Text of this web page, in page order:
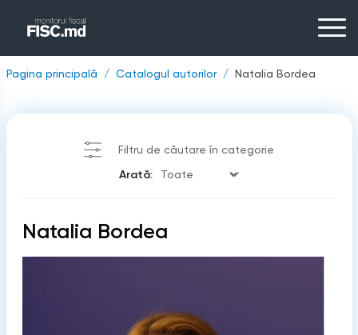
Pagina principală Catalogul autorilor Natalia Bordea
Filtru de căutare în categorie
Arată:
Natalia Bordea